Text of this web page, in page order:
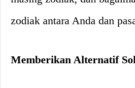
zodiak antara Anda dan
Memberikan Alternatif